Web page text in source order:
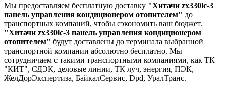
Мы предоставляем бесплатную доставку "Хитачи zx330lc-3
панель управления кондиционером отопителем" до
транспортных компаний, чтобы сэкономить ваш бюджет.
"Хитачи zx330lc-3 панель управления кондиционером
отопителем" будут доставлены до терминала выбранной
транспортной компании абсолютно бесплатно. Мы
сотрудничаем с такими транспортными компаниями, как ТК
"КИТ", СДЭК, деловые линии, ТК луч, энергия, ПЭК,
ЖелДорЭкспертиза, БайкалСервис, Dpd, УралТранс.